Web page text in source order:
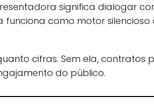
significa dialogar
como motor
cifras. Sem ela, contratos
do público.